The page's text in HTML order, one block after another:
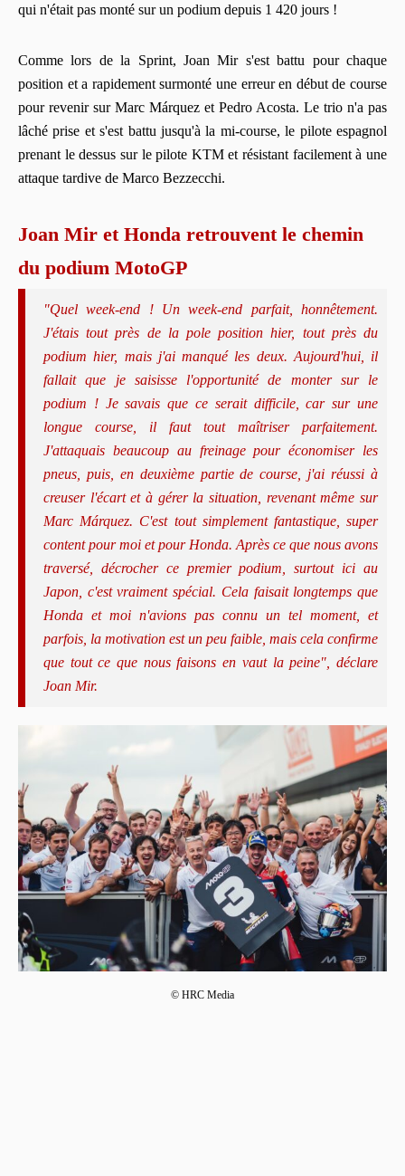
qui n'était pas monté sur un podium depuis 1 420 jours !
Comme lors de la Sprint, Joan Mir s'est battu pour chaque
position et a rapidement surmonté une erreur en début de course
pour revenir sur Marc Márquez et Pedro Acosta. Le trio n'a pas
lâché prise et s'est battu jusqu'à la mi-course, le pilote espagnol
prenant le dessus sur le pilote KTM et résistant facilement à une
attaque tardive de Marco Bezzecchi.
Joan Mir et Honda retrouvent le chemin
du podium MotoGP
"Quel week-end ! Un week-end parfait, honnêtement.
J'étais tout près de la pole position hier, tout près du
podium hier, mais j'ai manqué les deux. Aujourd'hui, il
fallait que je saisisse l'opportunité de monter sur le
podium ! Je savais que ce serait difficile, car sur une
longue course, il faut tout maîtriser parfaitement.
J'attaquais beaucoup au freinage pour économiser les
pneus, puis, en deuxième partie de course, j'ai réussi à
creuser l'écart et à gérer la situation, revenant même sur
Marc Márquez. C'est tout simplement fantastique, super
content pour moi et pour Honda. Après ce que nous avons
traversé, décrocher ce premier podium, surtout ici au
Japon, c'est vraiment spécial. Cela faisait longtemps que
Honda et moi n'avions pas connu un tel moment, et
parfois, la motivation est un peu faible, mais cela confirme
que tout ce que nous faisons en vaut la peine", déclare
Joan Mir.
© HRC Media